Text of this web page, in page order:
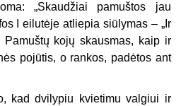
„Skaudžiai pamuštos jau
I eilutėje atliepia siūlymas – „Ir
Pamuštų kojų skausmas, kaip ir
pojūtis, o rankos, padėtos ant
kad dvilypiu kvietimu valgiui ir